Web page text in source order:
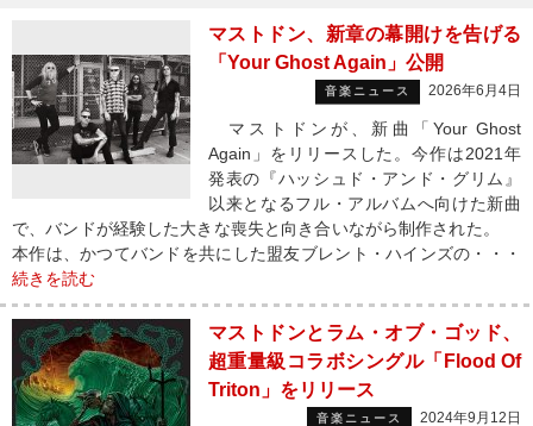
マストドン、新章の幕開けを告げる
「Your Ghost Again」公開
音楽ニュース 2026年6月4日
マストドンが、新曲「Your Ghost
Again」をリリースした。今作は2021年
発表の『ハッシュド・アンド・グリム』
以来となるフル・アルバムへ向けた新曲
で、バンドが経験した大きな喪失と向き合いながら制作された。
本作は、かつてバンドを共にした盟友ブレント・ハインズの・・・
続きを読む
マストドンとラム・オブ・ゴッド、
超重量級コラボシングル「Flood Of
Triton」をリリース
音楽ニュース 2024年9月12日